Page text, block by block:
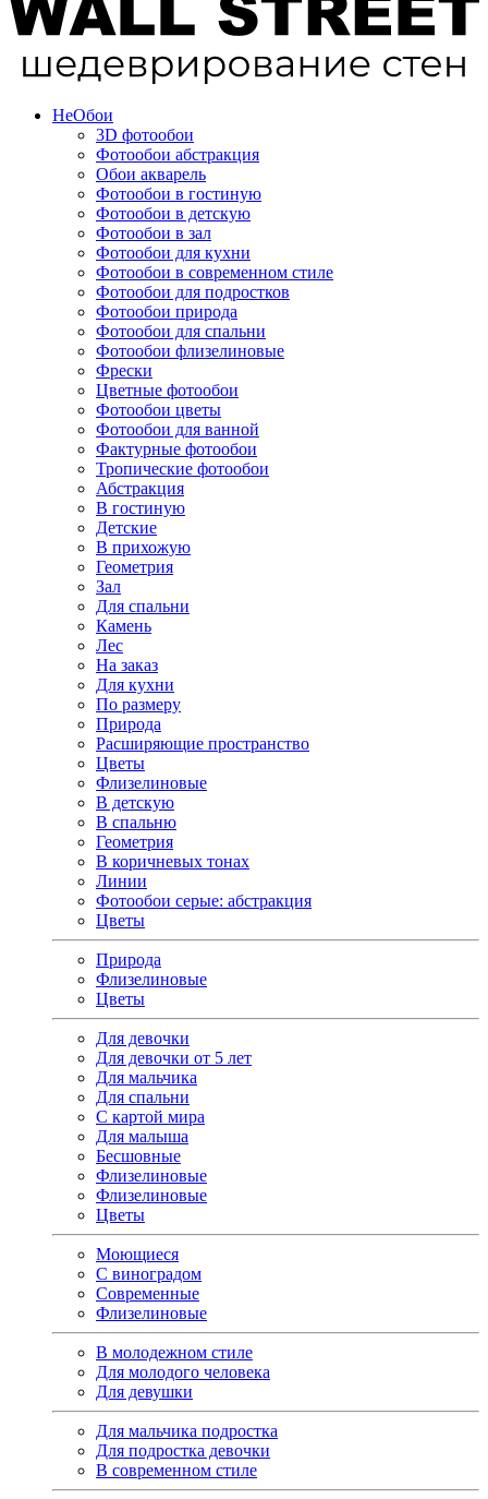
НеОбои
3D фотообои
Фотообои абстракция
Обои акварель
Фотообои в гостиную
Фотообои в детскую
Фотообои в зал
Фотообои для кухни
Фотообои в современном стиле
Фотообои для подростков
Фотообои природа
Фотообои для спальни
Фотообои флизелиновые
Фрески
Цветные фотообои
Фотообои цветы
Фотообои для ванной
Фактурные фотообои
Тропические фотообои
Абстракция
В гостиную
Детские
В прихожую
Геометрия
Зал
Для спальни
Камень
Лес
На заказ
Для кухни
По размеру
Природа
Расширяющие пространство
Цветы
Флизелиновые
В детскую
В спальню
Геометрия
В коричневых тонах
Линии
Фотообои серые: абстракция
Цветы
Природа
Флизелиновые
Цветы
Для девочки
Для девочки от 5 лет
Для мальчика
Для спальни
С картой мира
Для малыша
Бесшовные
Флизелиновые
Флизелиновые
Цветы
Моющиеся
С виноградом
Современные
Флизелиновые
В молодежном стиле
Для молодого человека
Для девушки
Для мальчика подростка
Для подростка девочки
В современном стиле